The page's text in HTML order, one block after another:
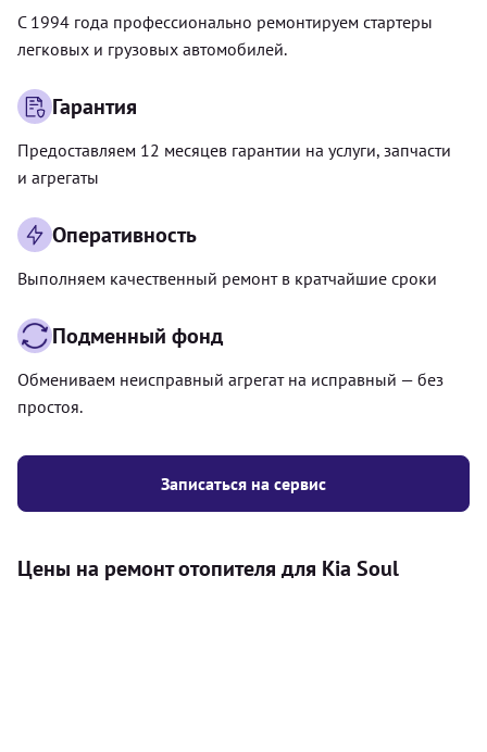
Записаться на сервис
С 1994 года профессионально ремонтируем стартеры
легковых и грузовых автомобилей.
Гарантия
Предоставляем 12 месяцев гарантии на услуги, запчасти
и агрегаты
Оперативность
Выполняем качественный ремонт в кратчайшие сроки
Подменный фонд
Обмениваем неисправный агрегат на исправный — без
простоя.
Цены на ремонт отопителя для Kia Soul